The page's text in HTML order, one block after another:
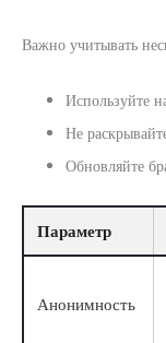
Важно учитывать
Используйте
Не
Обновляйте
Параметр
Анонимность